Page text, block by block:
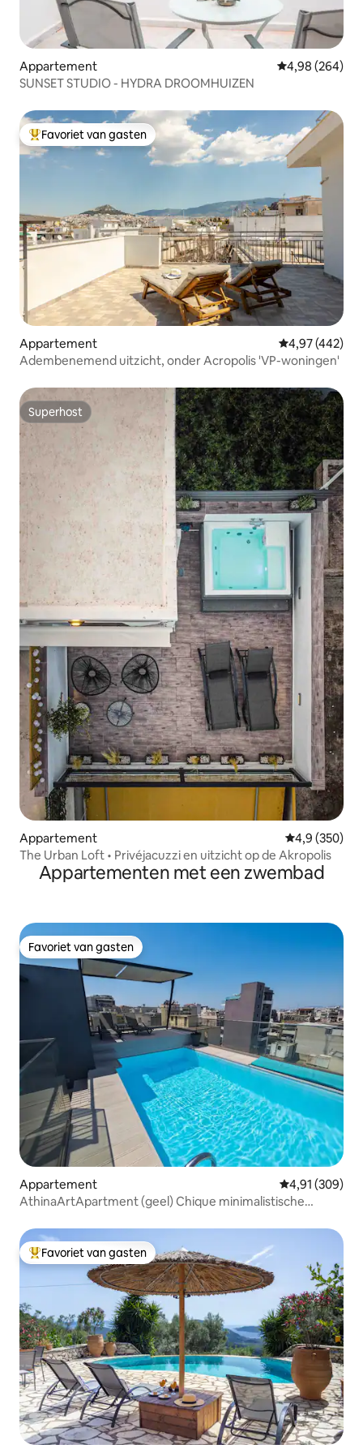
Appartement Gemiddelde
4,98 (264)
SUNSET STUDIO - HYDRA DROOMHUIZEN
Topfavoriet van gasten
Favoriet van gasten
Appartement Gemiddelde
4,97 (442)
Adembenemend uitzicht, onder Acropolis 'VP-woningen'
Superhost
Superhost
Appartement Gemiddelde
4,9 (350)
The Urban Loft • Privéjacuzzi en uitzicht op de Akropolis
Appartementen met een zwembad
Favoriet van gasten
Favoriet van gasten
Appartement Gemiddelde
4,91 (309)
AthinaArtApartment (geel) Chique minimalistische
Topfavoriet van gasten
Favoriet van gasten